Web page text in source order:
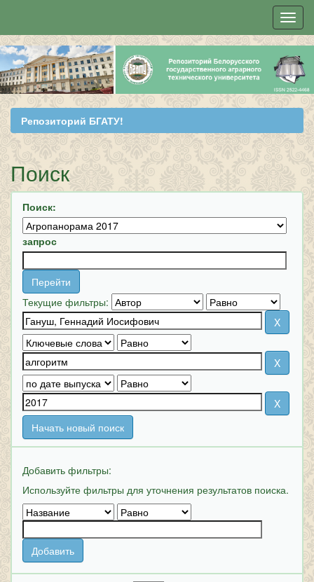
Skip
navigation
Репозиторий БГАТУ!
Поиск
Поиск:
запрос
Текущие фильтры:
Начать новый поиск
Добавить фильтры:
Используйте фильтры для уточнения результатов поиска.